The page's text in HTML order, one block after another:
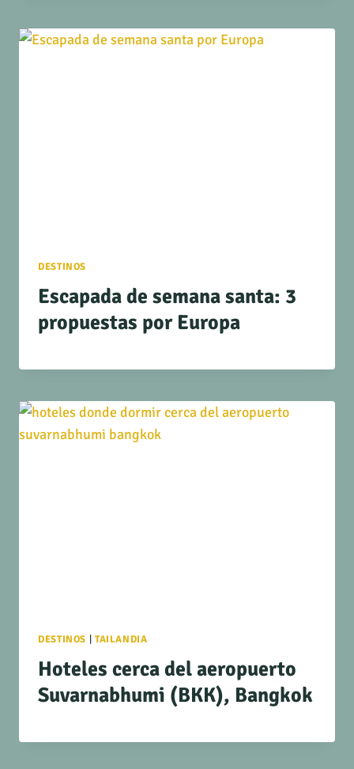
DESTINOS
Escapada de semana santa: 3
propuestas por Europa
DESTINOS | TAILANDIA
Hoteles cerca del aeropuerto
Suvarnabhumi (BKK), Bangkok